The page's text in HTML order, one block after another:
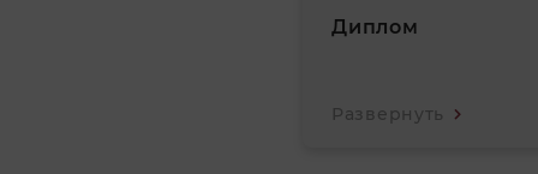
Диплом
Развернуть